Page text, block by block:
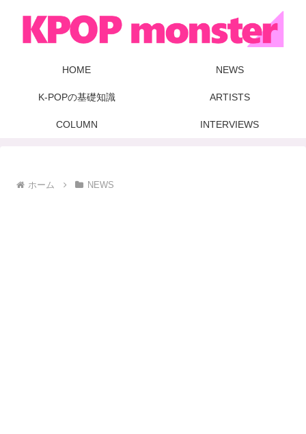
HOME NEWS
K-POPの基礎知識 ARTISTS
COLUMN INTERVIEWS
ホーム NEWS